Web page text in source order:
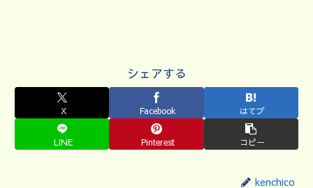
シェアする
X Facebook はてブ
LINE Pinterest コピー
kenchico